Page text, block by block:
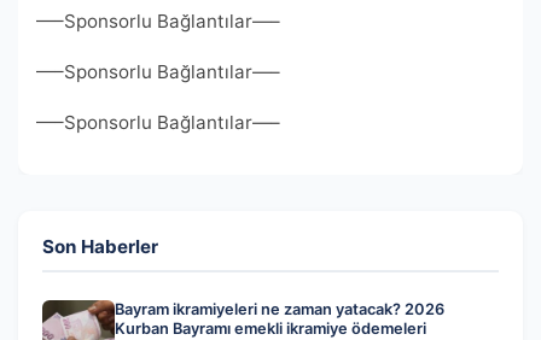
—–Sponsorlu Bağlantılar—–
—–Sponsorlu Bağlantılar—–
—–Sponsorlu Bağlantılar—–
Son Haberler
Bayram ikramiyeleri ne zaman yatacak? 2026
Kurban Bayramı emekli ikramiye ödemeleri